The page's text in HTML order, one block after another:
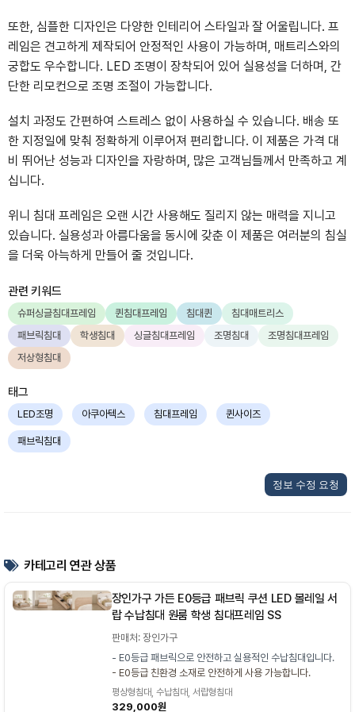
또한, 심플한 디자인은 다양한 인테리어 스타일과 잘 어울립니다. 프
레임은 견고하게 제작되어 안정적인 사용이 가능하며, 매트리스와의
궁합도 우수합니다. LED 조명이 장착되어 있어 실용성을 더하며, 간
단한 리모컨으로 조명 조절이 가능합니다.
설치 과정도 간편하여 스트레스 없이 사용하실 수 있습니다. 배송 또
한 지정일에 맞춰 정확하게 이루어져 편리합니다. 이 제품은 가격 대
비 뛰어난 성능과 디자인을 자랑하며, 많은 고객님들께서 만족하고 계
십니다.
위니 침대 프레임은 오랜 시간 사용해도 질리지 않는 매력을 지니고
있습니다. 실용성과 아름다움을 동시에 갖춘 이 제품은 여러분의 침실
을 더욱 아늑하게 만들어 줄 것입니다.
관련 키워드
슈퍼싱글침대프레임 퀸침대프레임 침대퀸
침대매트리스
패브릭침대
학생침대 싱글침대프레임 조명침대
조명침대프레임
저상형침대
태그
LED조명 아쿠아텍스 침대프레임 퀸사이즈
패브릭침대
정보 수정 요청
카테고리 연관 상품
장인가구 가든 E0등급 패브릭 쿠션 LED 볼레일 서
랍 수납침대 원룸 학생 침대프레임 SS
판매처: 장인가구
- E0등급 패브릭으로 안전하고 실용적인 수납침대입니다.
- E0등급 친환경 소재로 안전하게 사용 가능합니다.
평상형침대, 수납침대, 서랍형침대
329,000원